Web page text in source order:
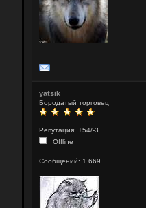
yatsik
Бородатый торговец
Репутация: +54/-3
Offline
Сообщений: 1 669